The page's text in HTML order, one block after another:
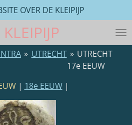
KLEIPIJP
OVER DE KLEIPIJP
» UTRECHT » UTRECHT
17e EEUW
| 18e EEUW|